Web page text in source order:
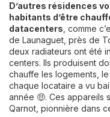
D’autres résidences
habitants d’être
datacenters, comme
de Launaguet, près de
deux radiateurs ont été
centers. Ils produisent
chauffe les logements, le
chaque locataire a vu
année 🤑. Ces appareils
Qarnot, pionnière dans